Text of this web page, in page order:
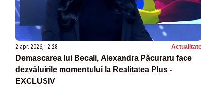
2 apr. 2026, 12:28 Actualitate
Demascarea lui Becali, Alexandra Păcuraru face
dezvăluirile momentului la Realitatea Plus -
EXCLUSIV